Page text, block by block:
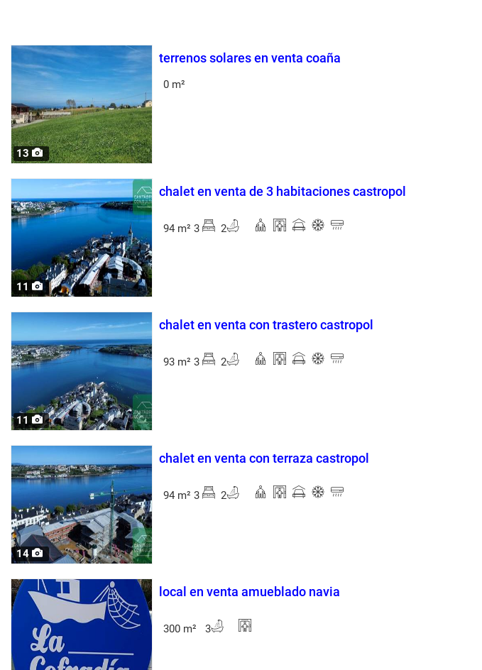
13
terrenos solares en venta coaña
0 m²
11
chalet en venta de 3 habitaciones castropol
94 m² 3 2
11
chalet en venta con trastero castropol
93 m² 3 2
14
chalet en venta con terraza castropol
94 m² 3 2
local en venta amueblado navia
300 m² 3